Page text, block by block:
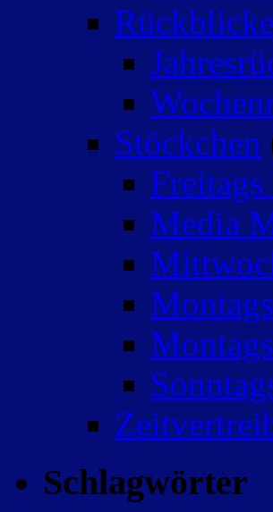
Rückblicke
Stöckchen
Media
Schlagwörter